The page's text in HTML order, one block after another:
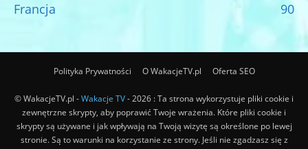
Francja
90
Polityka Prywatności O WakacjeTV.pl Oferta SEO
© WakacjeTV.pl -Wakacje TV- 2026 : Ta strona wykorzystuje pliki cookie i
zewnętrzne skrypty, aby poprawić Twoje wrażenia. Które pliki cookie i
skrypty są używane i jak wpływają na Twoją wizytę są określone po lewej
stronie. Są to warunki na korzystanie ze strony. Jeśli nie zgadzasz się z